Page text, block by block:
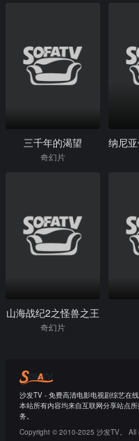
三千年的渴望
奇幻片
山海战纪2之怪兽之王
奇幻片
沙发TV - 免费高清电影电视剧综艺在线
本站所有内容均来自互联网分享站点
务。
Copyright © 2010-2025 沙发TV。 All